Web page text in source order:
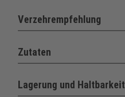
Verzehrempfehlung
Zutaten
Lagerung und Haltbarkeit